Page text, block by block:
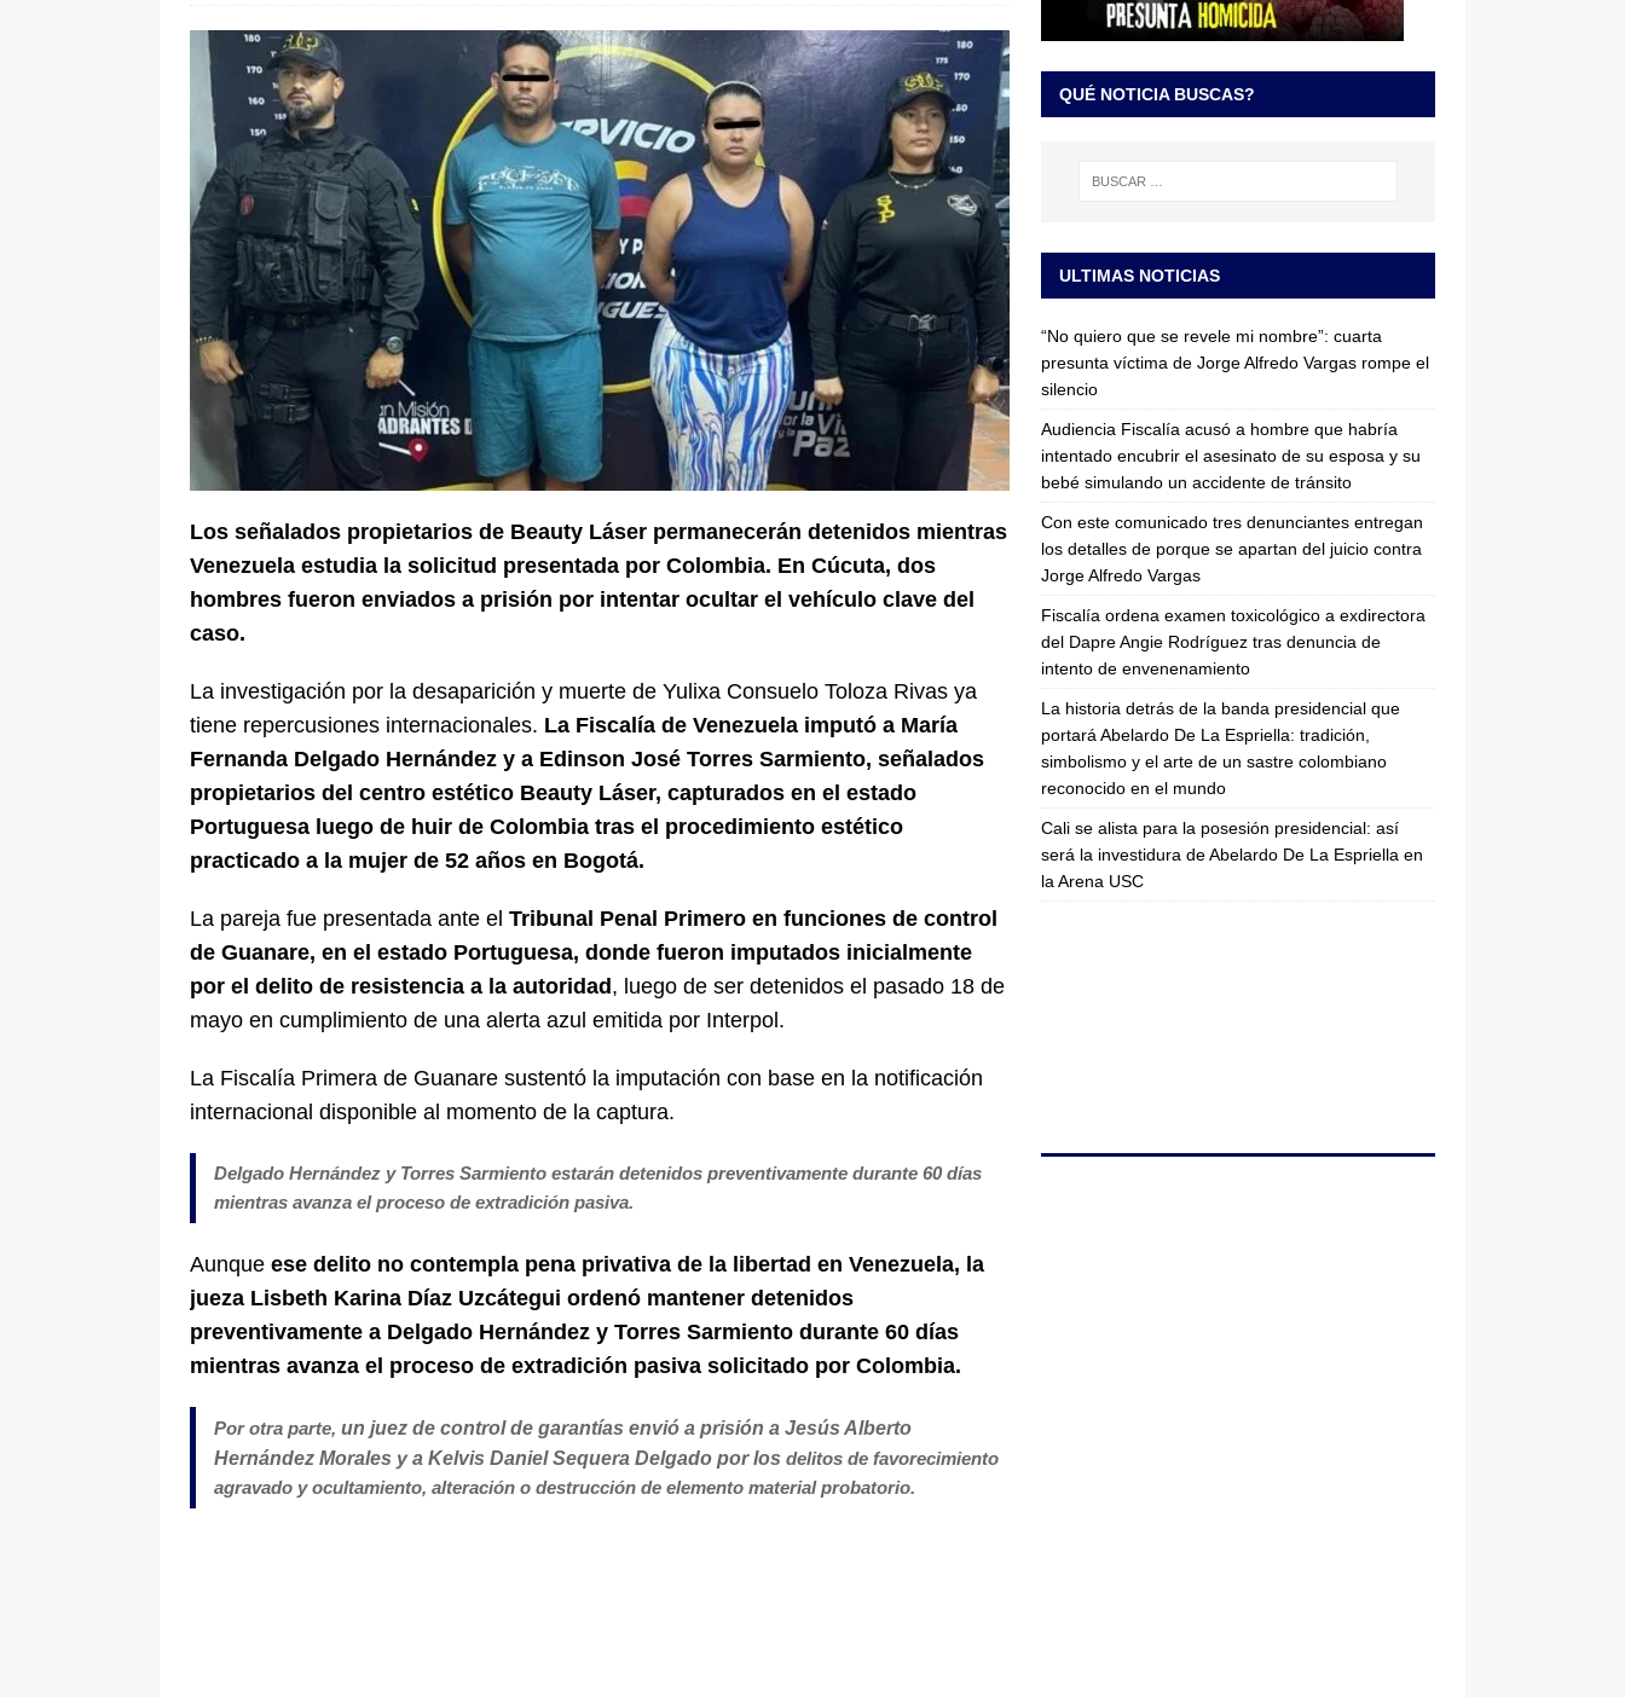
Espriella: tradición, simbolismo y el arte de un sastre colombiano reconocido en el mundo LO
ÚLTIMO
Los señalados propietarios de Beauty Láser permanecerán detenidos mientras
Venezuela estudia la solicitud presentada por Colombia. En Cúcuta, dos
hombres fueron enviados a prisión por intentar ocultar el vehículo clave del
caso.
La investigación por la desaparición y muerte de Yulixa Consuelo Toloza Rivas ya
tiene repercusiones internacionales. La Fiscalía de Venezuela imputó a María
Fernanda Delgado Hernández y a Edinson José Torres Sarmiento, señalados
propietarios del centro estético Beauty Láser, capturados en el estado
Portuguesa luego de huir de Colombia tras el procedimiento estético
practicado a la mujer de 52 años en Bogotá.
La pareja fue presentada ante el Tribunal Penal Primero en funciones de control
de Guanare, en el estado Portuguesa, donde fueron imputados inicialmente
por el delito de resistencia a la autoridad , luego de ser detenidos el pasado 18 de
mayo en cumplimiento de una alerta azul emitida por Interpol.
La Fiscalía Primera de Guanare sustentó la imputación con base en la notificación
internacional disponible al momento de la captura.
Delgado Hernández y Torres Sarmiento estarán detenidos preventivamente durante 60 días
mientras avanza el proceso de extradición pasiva.
Aunque ese delito no contempla pena privativa de la libertad en Venezuela, la
jueza Lisbeth Karina Díaz Uzcátegui ordenó mantener detenidos
preventivamente a Delgado Hernández y Torres Sarmiento durante 60 días
mientras avanza el proceso de extradición pasiva solicitado por Colombia.
Por otra parte, un juez de control de garantías envió a prisión a Jesús Alberto
Hernández Morales y a Kelvis Daniel Sequera Delgado por los delitos de favorecimiento
agravado y ocultamiento, alteración o destrucción de elemento material probatorio.
QUÉ NOTICIA BUSCAS?
ULTIMAS NOTICIAS
“No quiero que se revele mi nombre”: cuarta
presunta víctima de Jorge Alfredo Vargas rompe el
silencio
Audiencia Fiscalía acusó a hombre que habría
intentado encubrir el asesinato de su esposa y su
bebé simulando un accidente de tránsito
Con este comunicado tres denunciantes entregan
los detalles de porque se apartan del juicio contra
Jorge Alfredo Vargas
Fiscalía ordena examen toxicológico a exdirectora
del Dapre Angie Rodríguez tras denuncia de
intento de envenenamiento
La historia detrás de la banda presidencial que
portará Abelardo De La Espriella: tradición,
simbolismo y el arte de un sastre colombiano
reconocido en el mundo
Cali se alista para la posesión presidencial: así
será la investidura de Abelardo De La Espriella en
la Arena USC